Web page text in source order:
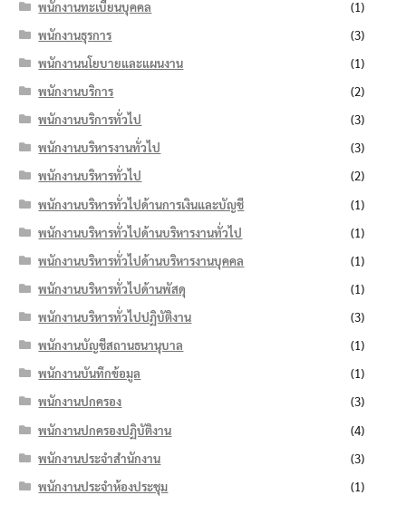
พนักงานทะเบียนบุคคล
(1)
พนักงานธุรการ
(3)
พนักงานนโยบายและแผนงาน
(1)
พนักงานบริการ
(2)
พนักงานบริการทั่วไป
(3)
พนักงานบริหารงานทั่วไป
(3)
พนักงานบริหารทั่วไป
(2)
พนักงานบริหารทั่วไปด้านการเงินและบัญชี
(1)
พนักงานบริหารทั่วไปด้านบริหารงานทั่วไป
(1)
พนักงานบริหารทั่วไปด้านบริหารงานบุคคล
(1)
พนักงานบริหารทั่วไปด้านพัสดุ
(1)
พนักงานบริหารทั่วไปปฏิบัติงาน
(3)
พนักงานบัญชีสถานธนานุบาล
(1)
พนักงานบันทึกข้อมูล
(1)
พนักงานปกครอง
(3)
พนักงานปกครองปฏิบัติงาน
(4)
พนักงานประจำสำนักงาน
(3)
พนักงานประจำห้องประชุม
(1)